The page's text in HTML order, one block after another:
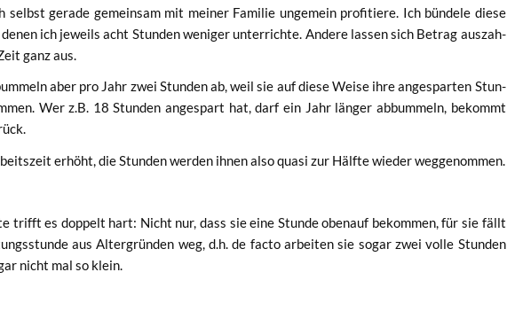
selbst gera­de gemein­sam mit mei­ner Fami­lie unge­mein pro­fi­tie­re. Ich bün­de­le die­se
ich jeweils acht Stun­den weni­ger unter­rich­te. Ande­re las­sen sich Betrag aus­zah­
ganz aus.
aber pro Jahr zwei Stun­den ab, weil sie auf die­se Wei­se ihre ange­spar­ten Stun­
Wer z.B. 18 Stun­den ange­spart hat, darf ein Jahr län­ger abbum­meln, bekommt
erhöht, die Stun­den wer­den ihnen also qua­si zur Hälf­te wie­der weggenommen.
trifft es dop­pelt hart: Nicht nur, dass sie eine Stun­de oben­auf bekom­men, für sie fällt
aus Alter­grün­den weg, d.h. de fac­to arbei­ten sie sogar zwei vol­le Stun­den
nicht mal so klein.